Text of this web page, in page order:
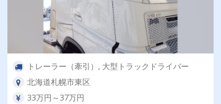
トレーラー（牽引）, 大型トラックドライバー
北海道札幌市東区
33万円～37万円